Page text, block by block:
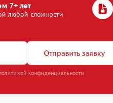
7+ лет
любой сложности
Отправить заявку
конфиденциальности